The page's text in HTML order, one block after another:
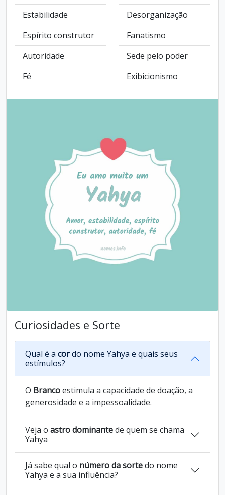
Estabilidade
Espírito construtor
Autoridade
Fé
Desorganização
Fanatismo
Sede pelo poder
Exibicionismo
Curiosidades e Sorte
Qual é a cordo nome Yahya e quais seus
estímulos?
O Brancoestimula a capacidade de doação, a
generosidade e a impessoalidade.
Veja o astro dominantede quem se chama
Yahya
Já sabe qual o número da sortedo nome
Yahya e a sua influência?